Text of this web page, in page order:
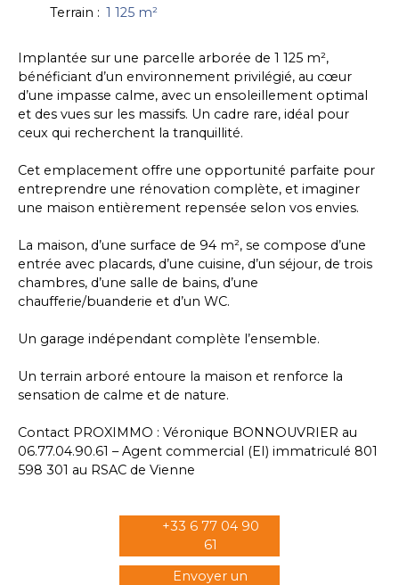
Terrain : 1 125 m²
Implantée sur une parcelle arborée de 1 125 m²,
bénéficiant d’un environnement privilégié, au cœur
d’une impasse calme, avec un ensoleillement optimal
et des vues sur les massifs. Un cadre rare, idéal pour
ceux qui recherchent la tranquillité.
Cet emplacement offre une opportunité parfaite pour
entreprendre une rénovation complète, et imaginer
une maison entièrement repensée selon vos envies.
La maison, d’une surface de 94 m², se compose d’une
entrée avec placards, d’une cuisine, d’un séjour, de trois
chambres, d’une salle de bains, d’une
chaufferie/buanderie et d’un WC.
Un garage indépendant complète l’ensemble.
Un terrain arboré entoure la maison et renforce la
sensation de calme et de nature.
Contact PROXIMMO : Véronique BONNOUVRIER au
06.77.04.90.61 – Agent commercial (EI) immatriculé 801
598 301 au RSAC de Vienne
+33 6 77 04 90
61
Envoyer un